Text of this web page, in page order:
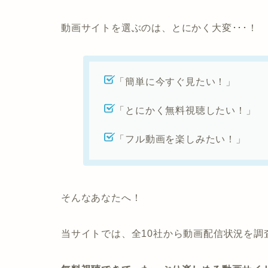
動画サイトを選ぶのは、とにかく大変･･･！
「簡単に今すぐ見たい！」
「とにかく無料視聴したい！」
「フル動画を楽しみたい！」
そんなあなたへ！
当サイトでは、全10社から動画配信状況を調